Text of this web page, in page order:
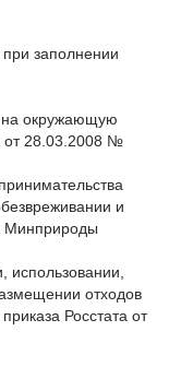
заполнении
на окружающую
от 28.03.2008 №
и
Минприроды
отходов
Росстата от